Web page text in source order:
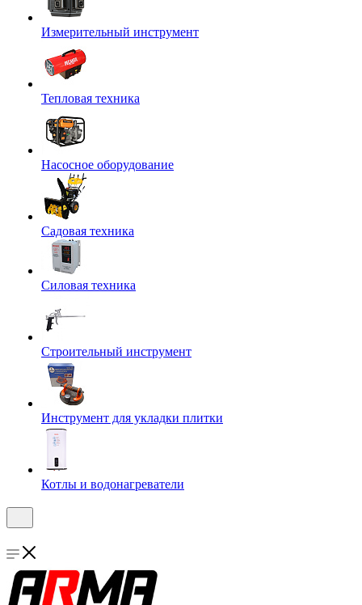
Измерительный инструмент
Тепловая техника
Насосное оборудование
Садовая техника
Силовая техника
Строительный инструмент
Инструмент для укладки плитки
Котлы и водонагреватели